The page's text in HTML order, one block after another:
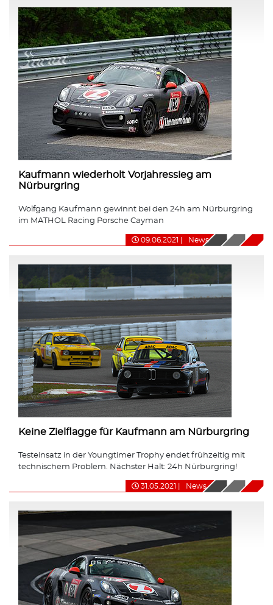
Kaufmann wiederholt Vorjahressieg am
Nürburgring
Wolfgang Kaufmann gewinnt bei den 24h am Nürburgring
im MATHOL Racing Porsche Cayman
09.06.2021 News
Keine Zielflagge für Kaufmann am Nürburgring
Testeinsatz in der Youngtimer Trophy endet frühzeitig mit
technischem Problem. Nächster Halt: 24h Nürburgring!
31.05.2021 News